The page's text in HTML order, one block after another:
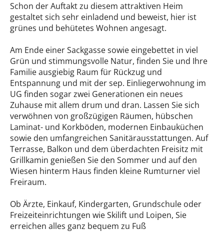
Schon der Auftakt zu diesem attraktiven Heim
gestaltet sich sehr einladend und beweist, hier ist
grünes und behütetes Wohnen angesagt.
Am Ende einer Sackgasse sowie eingebettet in viel
Grün und stimmungsvolle Natur, finden Sie und Ihre
Familie ausgiebig Raum für Rückzug und
Entspannung und mit der sep. Einliegerwohnung im
UG finden sogar zwei Generationen ein neues
Zuhause mit allem drum und dran. Lassen Sie sich
verwöhnen von großzügigen Räumen, hübschen
Laminat- und Korkböden, modernen Einbauküchen
sowie den umfangreichen Sanitärausstattungen. Auf
Terrasse, Balkon und dem überdachten Freisitz mit
Grillkamin genießen Sie den Sommer und auf den
Wiesen hinterm Haus finden kleine Rumturner viel
Freiraum.
Ob Ärzte, Einkauf, Kindergarten, Grundschule oder
Freizeiteinrichtungen wie Skilift und Loipen, Sie
erreichen alles ganz bequem zu Fuß